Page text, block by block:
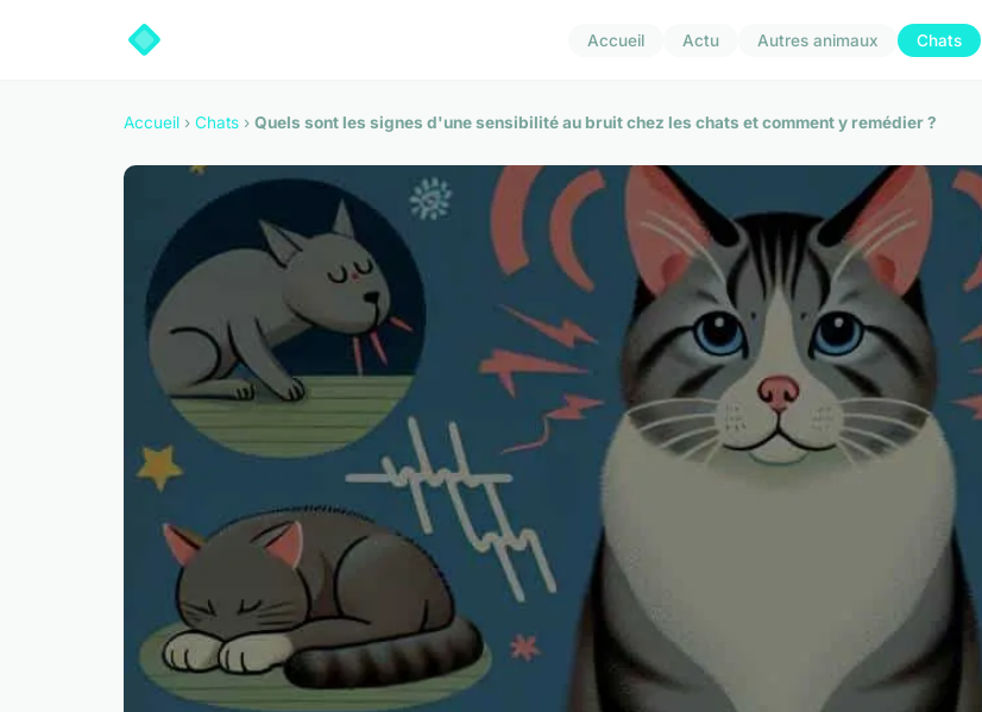
Accueil Actu Autres animaux Chats
Accueil › Chats › Quels sont les signes d'une sensibilité au bruit chez les chats et comment y remédier ?